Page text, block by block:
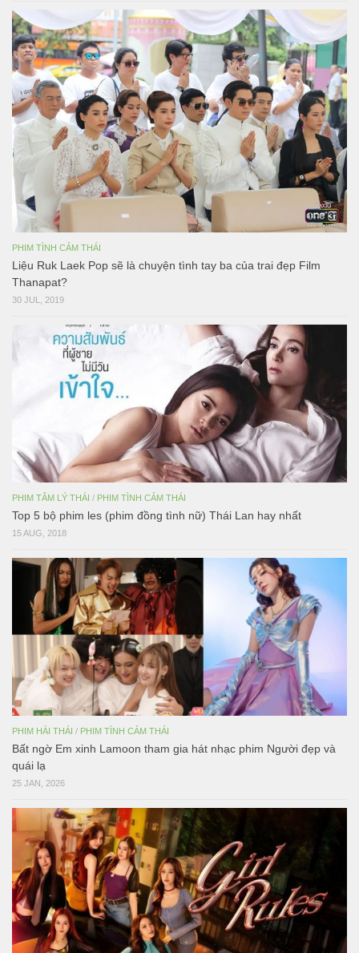
PHIM TÌNH CẢM THÁI
Liệu Ruk Laek Pop sẽ là chuyện tình tay ba của trai đẹp Film
Thanapat?
30 JUL, 2019
PHIM TÂM LÝ THÁI / PHIM TÌNH CẢM THÁI
Top 5 bộ phim les (phim đồng tình nữ) Thái Lan hay nhất
15 AUG, 2018
PHIM HÀI THÁI / PHIM TÌNH CẢM THÁI
Bất ngờ Em xinh Lamoon tham gia hát nhạc phim Người đẹp và
quái lạ
25 JAN, 2026